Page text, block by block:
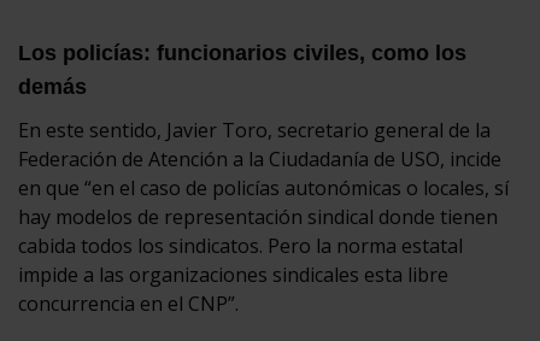
Los policías: funcionarios civiles, como los
demás
En este sentido, Javier Toro, secretario general de la
Federación de Atención a la Ciudadanía de USO, incide
en que “en el caso de policías autonómicas o locales, sí
hay modelos de representación sindical donde tienen
cabida todos los sindicatos. Pero la norma estatal
impide a las organizaciones sindicales esta libre
concurrencia en el CNP”.